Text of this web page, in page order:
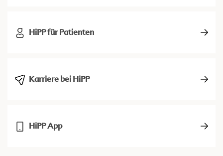
HiPP für Patienten
Karriere bei HiPP
HiPP App